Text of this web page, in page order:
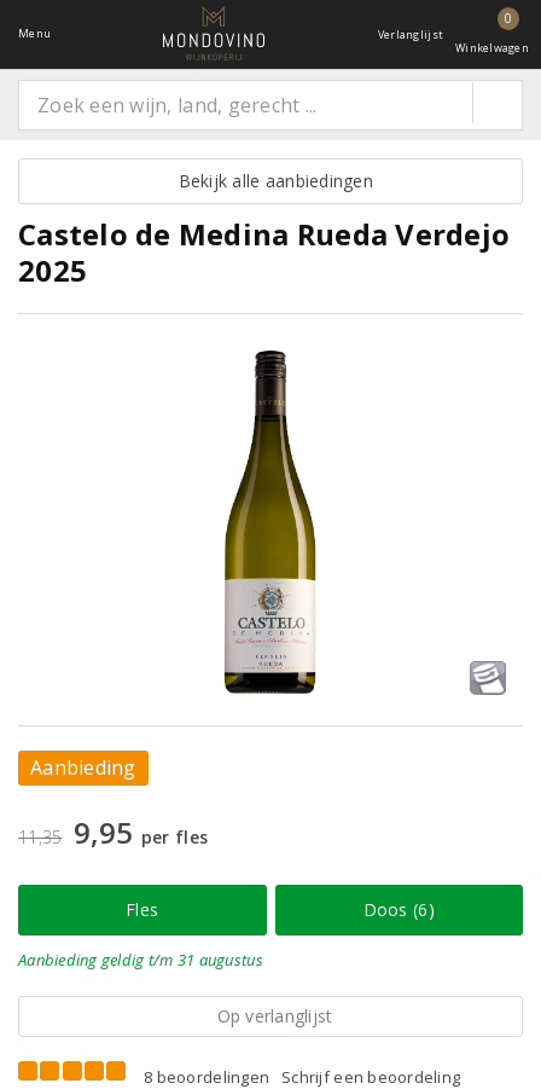
Menu Verlanglijst
0
Winkelwagen
Bekijk alle aanbiedingen
Castelo de Medina Rueda Verdejo
2025
Aanbieding
11,35 9,95 per fles
Fles Doos (6)
Aanbieding geldig t/m 31 augustus
Op verlanglijst
8 beoordelingen
Schrijf een beoordeling